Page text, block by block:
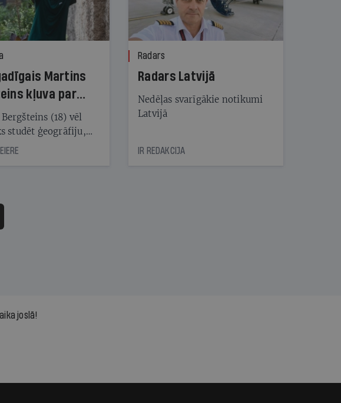
Martins
kļuva par
seju?(18) vēl
studēt ģeogrāfiju,
jau uzticas
mammas
drosme turpināt
arī tad, kad
Radars
Radars Latvijā
Nedēļas svarīgākie notikumi
Latvijā
IR REDAKCIJA
joslā!